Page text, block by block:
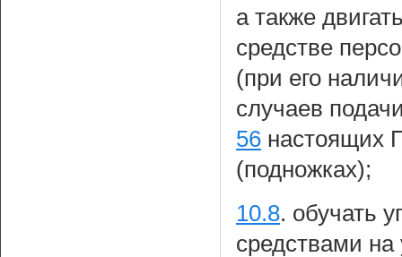
а также
средстве
(при его
случаев
56 настоящих
(подножках);
10.8. обучать
средствами на